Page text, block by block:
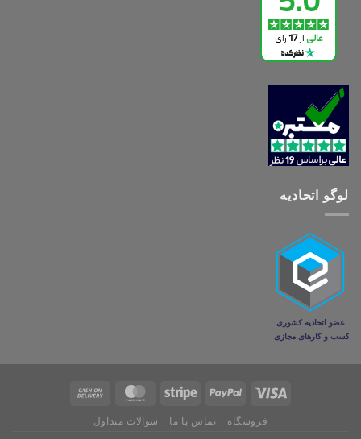
لوگو اتحادیه
فروشگاه تماس با ما سوالات متداول